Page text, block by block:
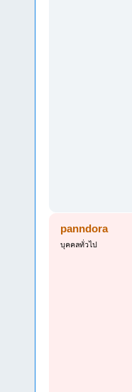
panndora
บุคคลทั่วไป